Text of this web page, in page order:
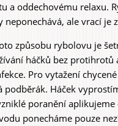
Služby
Zážitky
a
a oddechovému relaxu.
neponechává, ale vrací je
způsobu rybolovu je
háčků bez protihrotů
Pro vytažení
podběrák. Háček
poranění aplikujeme
ponecháme pouze